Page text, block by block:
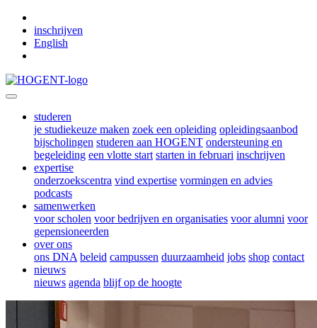
inschrijven
English
studeren
je studiekeuze maken zoek een opleiding opleidingsaanbod
bijscholingen studeren aan HOGENT ondersteuning en
begeleiding een vlotte start starten in februari inschrijven
expertise
onderzoekscentra vind expertise vormingen en advies
podcasts
samenwerken
voor scholen voor bedrijven en organisaties voor alumni voor
gepensioneerden
over ons
ons DNA beleid campussen duurzaamheid jobs shop contact
nieuws
nieuws agenda blijf op de hoogte